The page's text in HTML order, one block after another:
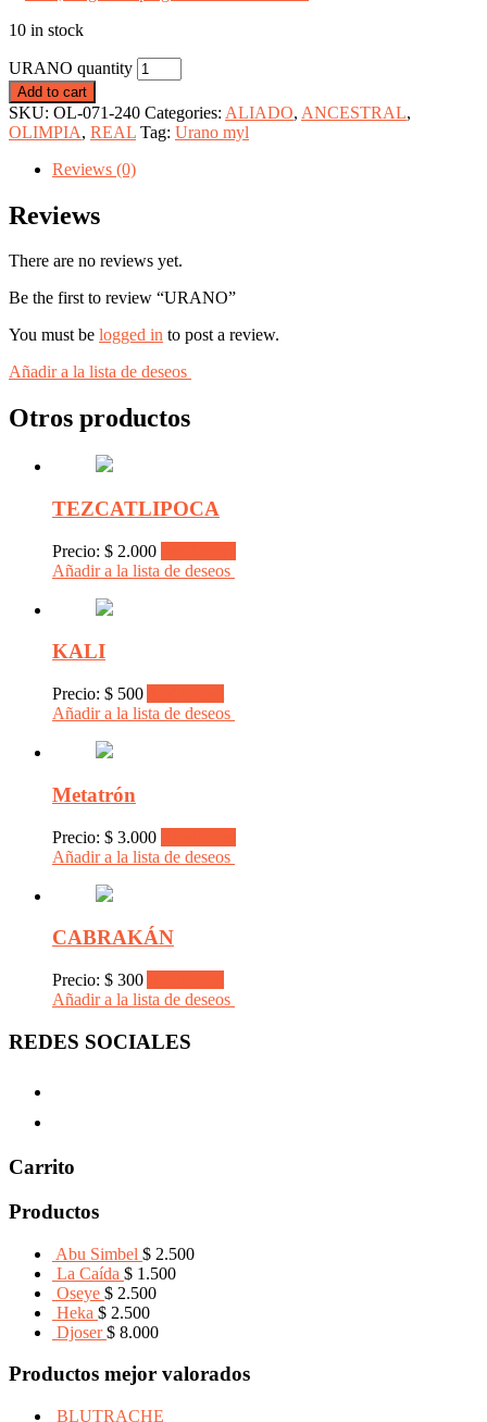
10 in stock
URANO quantity
Add to cart
SKU: OL-071-240 Categories: ALIADO, ANCESTRAL,
OLIMPIA, REAL Tag: Urano myl
Reviews (0)
Reviews
There are no reviews yet.
Be the first to review “URANO”
You must be logged in to post a review.
Añadir a la lista de deseos
Otros productos
TEZCATLIPOCA
Precio: $ 2.000
Añadir a la lista de deseos
KALI
Precio: $ 500
Añadir a la lista de deseos
Metatrón
Precio: $ 3.000
Añadir a la lista de deseos
CABRAKÁN
Precio: $ 300
Añadir a la lista de deseos
REDES SOCIALES
Carrito
Productos
Abu Simbel $ 2.500
La Caída $ 1.500
Oseye $ 2.500
Heka $ 2.500
Djoser $ 8.000
Productos mejor valorados
BLUTRACHE